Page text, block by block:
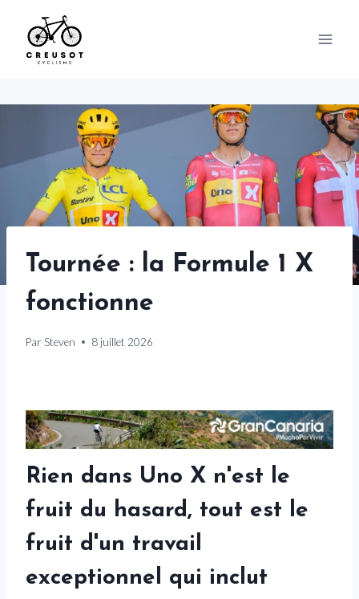
content
Tournée : la Formule 1 X
fonctionne
Par Steven 8 juillet 2026
Rien dans Uno X n'est le
fruit du hasard, tout est le
fruit d'un travail
exceptionnel qui inclut